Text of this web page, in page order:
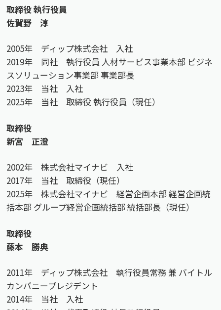
取締役 執行役員
佐賀野 淳
2005年 ディップ株式会社 入社
2019年 同社 執行役員 人材サービス事業本部 ビジネ
スソリューション事業部 事業部長
2023年 当社 入社
2025年 当社 取締役 執行役員（現任）
取締役
新宮 正澄
2002年 株式会社マイナビ 入社
2017年 当社 取締役（現任）
2025年 株式会社マイナビ 経営企画本部 経営企画統
括本部 グループ経営企画統括部 統括部長（現任）
取締役
藤本 勝典
2011年 ディップ株式会社 執行役員常務 兼 バイトル
カンパニープレジデント
2014年 当社 入社